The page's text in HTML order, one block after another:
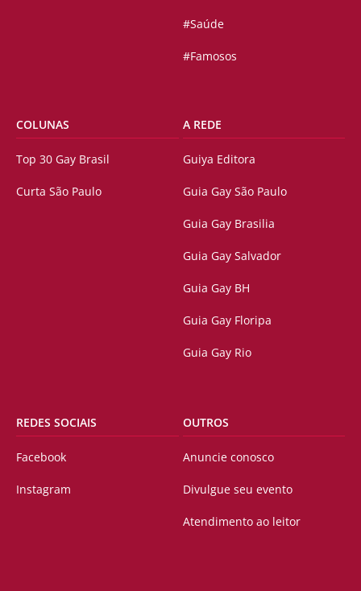
#Saúde
#Famosos
COLUNAS
Top 30 Gay Brasil
Curta São Paulo
A REDE
Guiya Editora
Guia Gay São Paulo
Guia Gay Brasilia
Guia Gay Salvador
Guia Gay BH
Guia Gay Floripa
Guia Gay Rio
REDES SOCIAIS
Facebook
Instagram
OUTROS
Anuncie conosco
Divulgue seu evento
Atendimento ao leitor